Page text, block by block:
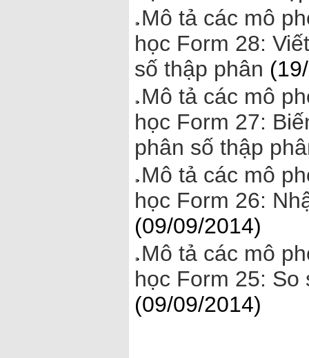
Mô tả các mô
học Form 28:
số thập phân
Mô tả các mô
học Form 27:
phân số thập
Mô tả các mô
học Form 26:
(09/09/2014)
Mô tả các mô
học Form 25: So
(09/09/2014)